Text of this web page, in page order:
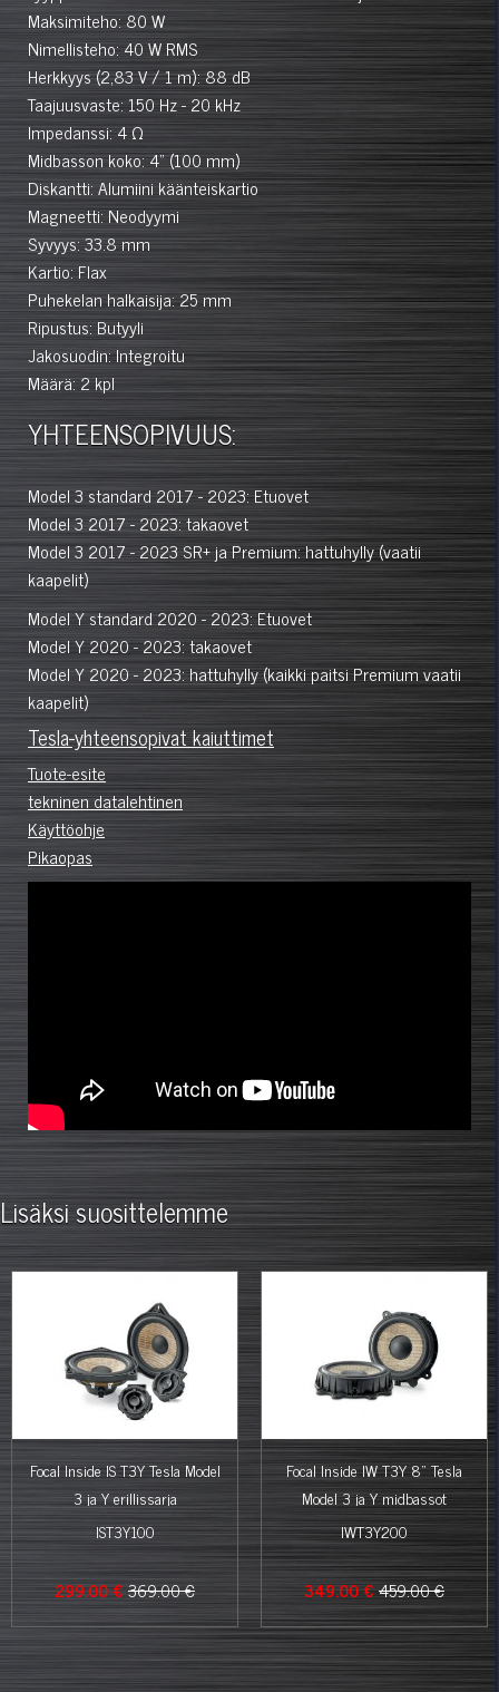
Maksimiteho: 80 W
Nimellisteho: 40 W RMS
Herkkyys (2,83 V / 1 m): 88 dB
Taajuusvaste: 150 Hz - 20 kHz
Impedanssi: 4 Ω
Midbasson koko: 4" (100 mm)
Diskantti: Alumiini käänteiskartio
Magneetti: Neodyymi
Syvyys: 33.8 mm
Kartio: Flax
Puhekelan halkaisija: 25 mm
Ripustus: Butyyli
Jakosuodin: Integroitu
Määrä: 2 kpl
YHTEENSOPIVUUS:
Model 3 standard 2017 - 2023: Etuovet
Model 3 2017 - 2023: takaovet
Model 3 2017 - 2023 SR+ ja Premium: hattuhylly (vaatii
kaapelit)
Model Y standard 2020 - 2023: Etuovet
Model Y 2020 - 2023: takaovet
Model Y 2020 - 2023: hattuhylly (kaikki paitsi Premium vaatii
kaapelit)
Tesla-yhteensopivat kaiuttimet
Tuote-esite
tekninen datalehtinen
Käyttöohje
Pikaopas
Lisäksi suosittelemme
Focal Inside IS T3Y Tesla Model
3 ja Y erillissarja
IST3Y100
299.00 €369.00 €
Focal Inside IW T3Y 8" Tesla
Model 3 ja Y midbassot
IWT3Y200
349.00 €459.00 €